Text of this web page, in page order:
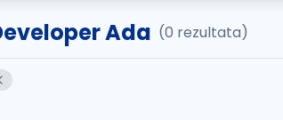
Ada (0 rezultata)